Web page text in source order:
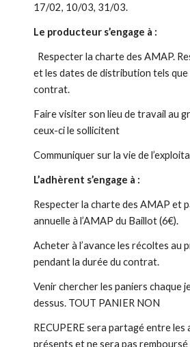
17/02, 10/03, 31/03.
Le producteur s’engage à :
Respecter la charte des AMAP.
et les dates de distribution tels que
contrat.
Faire visiter son lieu de travail au
ceux-ci le sollicitent
Communiquer sur la vie de
L’adhèrent s’engage à :
Respecter la charte des AMAP et
annuelle à l’AMAP du Baillot (6€).
Acheter à l’avance les récoltes au
pendant la durée du contrat.
Venir chercher les paniers chaque
dessus. TOUT PANIER NON
RECUPERE sera partagé entre les
présents et ne sera pas remboursé